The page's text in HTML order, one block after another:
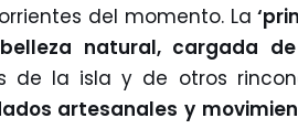
del momento. La
natural, cargada
de la isla y de otros
artesanales y